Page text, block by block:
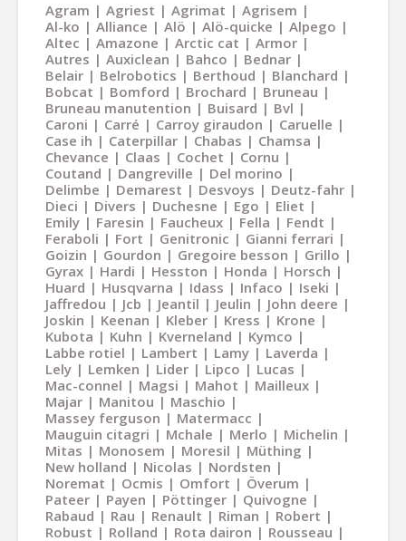
Agram Agriest Agrimat
Agrisem
Al-ko
Alliance Alö Alö-quicke
Alpego
Altec
Amazone Arctic cat
Armor
Autres
Auxiclean Bahco
Bednar
Belair
Belrobotics Berthoud
Blanchard
Bobcat
Bomford Brochard
Bruneau
Bruneau manutention
Buisard
Bvl
Caroni
Carré Carroy giraudon
Caruelle
Case ih
Caterpillar Chabas
Chamsa
Chevance
Claas Cochet
Cornu
Coutand
Dangreville
Del morino
Delimbe
Demarest Desvoys
Deutz-fahr
Dieci
Divers Duchesne Ego
Eliet
Emily
Faresin Faucheux Fella
Fendt
Feraboli
Fort Genitronic
Gianni ferrari
Goizin
Gourdon Gregoire besson
Grillo
Gyrax
Hardi Hesston Honda
Horsch
Huard
Husqvarna Idass Infaco
Iseki
Jaffredou
Jcb Jeantil Jeulin
John deere
Joskin
Keenan Kleber Kress
Krone
Kubota
Kuhn Kverneland
Kymco
Labbe rotiel
Lambert Lamy
Laverda
Lely
Lemken Lider Lipco
Lucas
Mac-connel
Magsi Mahot
Mailleux
Majar
Manitou
Maschio
Massey ferguson
Matermacc
Mauguin citagri
Mchale Merlo
Michelin
Mitas
Monosem Moresil
Müthing
New holland
Nicolas
Nordsten
Noremat
Ocmis Omfort
Överum
Pateer
Payen Pöttinger
Quivogne
Rabaud
Rau Renault Riman
Robert
Robust
Rolland Rota dairon
Rousseau